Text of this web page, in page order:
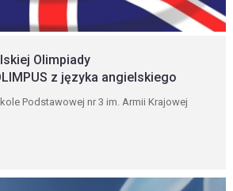
Olimpiady
z języka angielskiego
Podstawowej nr 3 im. Armii Krajowej